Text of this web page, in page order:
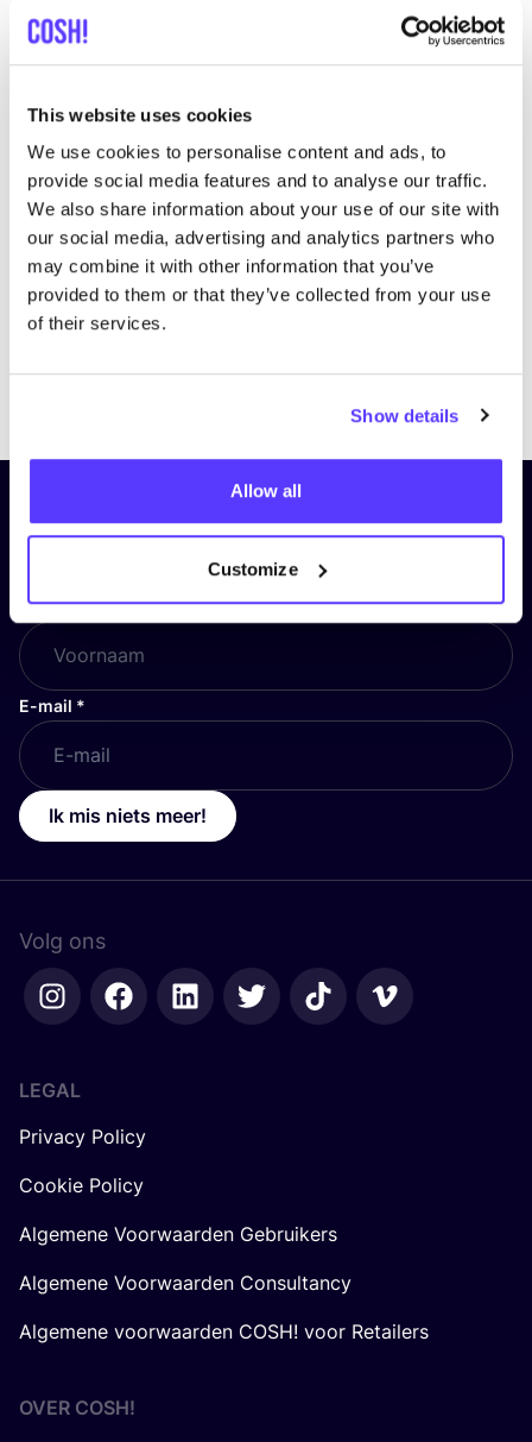
This website uses cookies
We use cookies to personalise content and ads, to
provide social media features and to analyse our traffic.
We also share information about your use of our site with
our social media, advertising and analytics partners who
may combine it with other information that you’ve
provided to them or that they’ve collected from your use
of their services.
Show details
Allow all
Customize
Previous
Next
Schrijf je in op onze nieuwsbrief
en blijf op de hoogte!
Voornaam*
E-mail *
Ik mis niets meer!
Volg ons
LEGAL
Privacy Policy
Cookie Policy
Algemene Voorwaarden Gebruikers
Algemene Voorwaarden Consultancy
Algemene voorwaarden COSH! voor Retailers
OVER COSH!